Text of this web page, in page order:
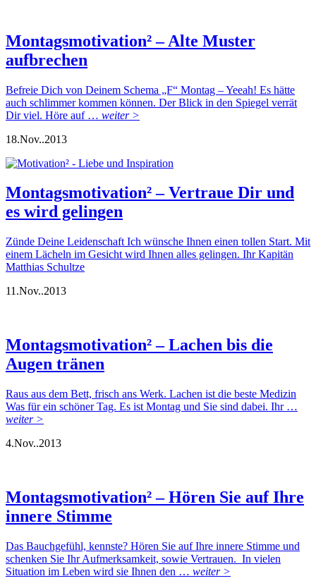
Montagsmotivation² – Alte Muster
aufbrechen
Befreie Dich von Deinem Schema „F“ Montag – Yeeah! Es hätte
auch schlimmer kommen können. Der Blick in den Spiegel verrät
Dir viel. Höre auf … weiter >
18.Nov..2013
Montagsmotivation² – Vertraue Dir und
es wird gelingen
Zünde Deine Leidenschaft Ich wünsche Ihnen einen tollen Start. Mit
einem Lächeln im Gesicht wird Ihnen alles gelingen. Ihr Kapitän
Matthias Schultze
11.Nov..2013
Montagsmotivation² – Lachen bis die
Augen tränen
Raus aus dem Bett, frisch ans Werk. Lachen ist die beste Medizin
Was für ein schöner Tag. Es ist Montag und Sie sind dabei. Ihr …
weiter >
4.Nov..2013
Montagsmotivation² – Hören Sie auf Ihre
innere Stimme
Das Bauchgefühl, kennste? Hören Sie auf Ihre innere Stimme und
schenken Sie Ihr Aufmerksamkeit, sowie Vertrauen. In vielen
Situation im Leben wird sie Ihnen den … weiter >